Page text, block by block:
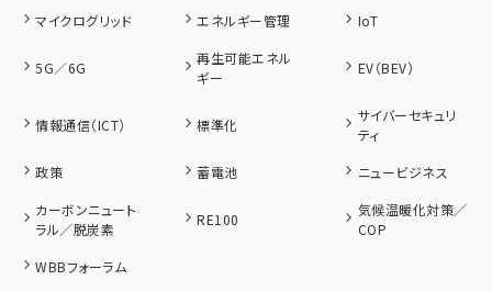
マイクログリッド
エネルギー管理 IoT
5G／6G
再生可能エネル
ギー
EV（BEV）
情報通信（ICT） 標準化
サイバーセキュリ
ティ
政策
蓄電池
ニュービジネス
カーボンニュート
ラル／脱炭素
RE100
気候温暖化対策／
COP
WBBフォーラム